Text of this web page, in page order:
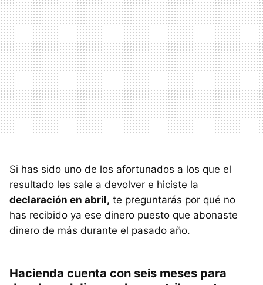
Si has sido uno de los afortunados a los que el
resultado les sale a devolver e hiciste la
declaración en abril, te preguntarás por qué no
has recibido ya ese dinero puesto que abonaste
dinero de más durante el pasado año.
Hacienda cuenta con seis meses para